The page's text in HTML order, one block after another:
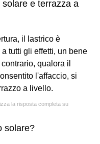
e terrazza a
il lastrico è
tutti gli effetti, un bene
qualora il
l'affaccio, si
a livello.
la risposta completa su
solare?